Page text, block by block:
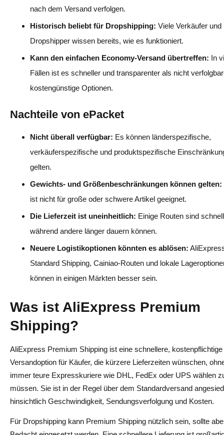
nach dem Versand verfolgen.
Historisch beliebt für Dropshipping: Viele Verkäufer und
Dropshipper wissen bereits, wie es funktioniert.
Kann den einfachen Economy-Versand übertreffen: In
Fällen ist es schneller und transparenter als nicht
kostengünstige Optionen.
Nachteile von ePacket
Nicht überall verfügbar: Es können länderspezifische,
verkäuferspezifische und produktspezifische
gelten.
Gewichts- und Größenbeschränkungen können gelten:
ist nicht für große oder schwere Artikel geeignet.
Die Lieferzeit ist uneinheitlich: Einige Routen sind
während andere länger dauern können.
Neuere Logistikoptionen könnten es ablösen:
Standard Shipping, Cainiao-Routen und lokale
können in einigen Märkten besser sein.
Was ist AliExpress Premium
Shipping?
AliExpress Premium Shipping ist eine schnellere, kostenpflichtige
Versandoption für Käufer, die kürzere Lieferzeiten wünschen,
immer teure Expresskuriere wie DHL, FedEx oder UPS wählen
müssen. Sie ist in der Regel über dem Standardversand
hinsichtlich Geschwindigkeit, Sendungsverfolgung und Kosten.
Für Dropshipping kann Premium Shipping nützlich sein, sollte